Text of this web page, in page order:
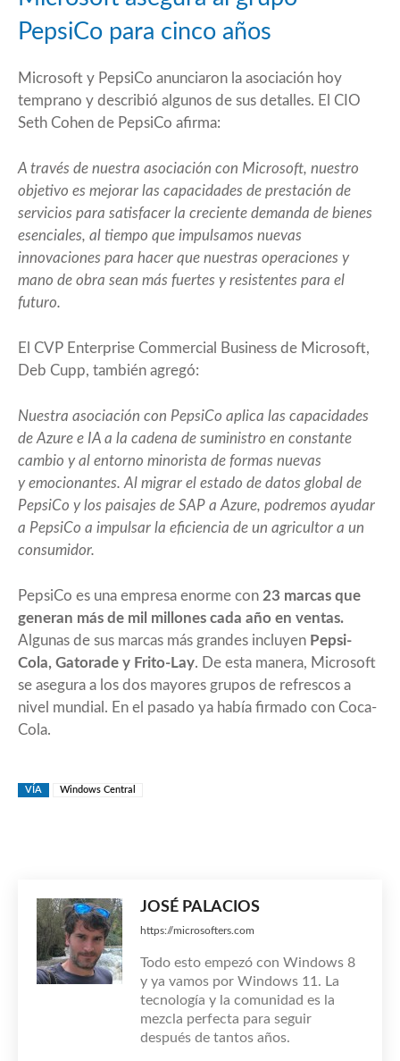
PepsiCo para cinco años
Microsoft y PepsiCo anunciaron la asociación hoy
temprano y describió algunos de sus detalles. El CIO
Seth Cohen de PepsiCo afirma:
A través de nuestra asociación con Microsoft, nuestro
objetivo es mejorar las capacidades de prestación de
servicios para satisfacer la creciente demanda de bienes
esenciales, al tiempo que impulsamos nuevas
innovaciones para hacer que nuestras operaciones y
mano de obra sean más fuertes y resistentes para el
futuro.
El CVP Enterprise Commercial Business de Microsoft,
Deb Cupp, también agregó:
Nuestra asociación con PepsiCo aplica las capacidades
de Azure e IA a la cadena de suministro en constante
cambio y al entorno minorista de formas nuevas
y emocionantes. Al migrar el estado de datos global de
PepsiCo y los paisajes de SAP a Azure, podremos ayudar
a PepsiCo a impulsar la eficiencia de un agricultor a un
consumidor.
PepsiCo es una empresa enorme con 23 marcas que
generan más de mil millones cada año en ventas.
Algunas de sus marcas más grandes incluyen Pepsi-
Cola, Gatorade y Frito-Lay. De esta manera, Microsoft
se asegura a los dos mayores grupos de refrescos a
nivel mundial. En el pasado ya había firmado con Coca-
Cola.
VÍA Windows Central
JOSÉ PALACIOS
https://microsofters.com
Todo esto empezó con Windows 8
y ya vamos por Windows 11. La
tecnología y la comunidad es la
mezcla perfecta para seguir
después de tantos años.